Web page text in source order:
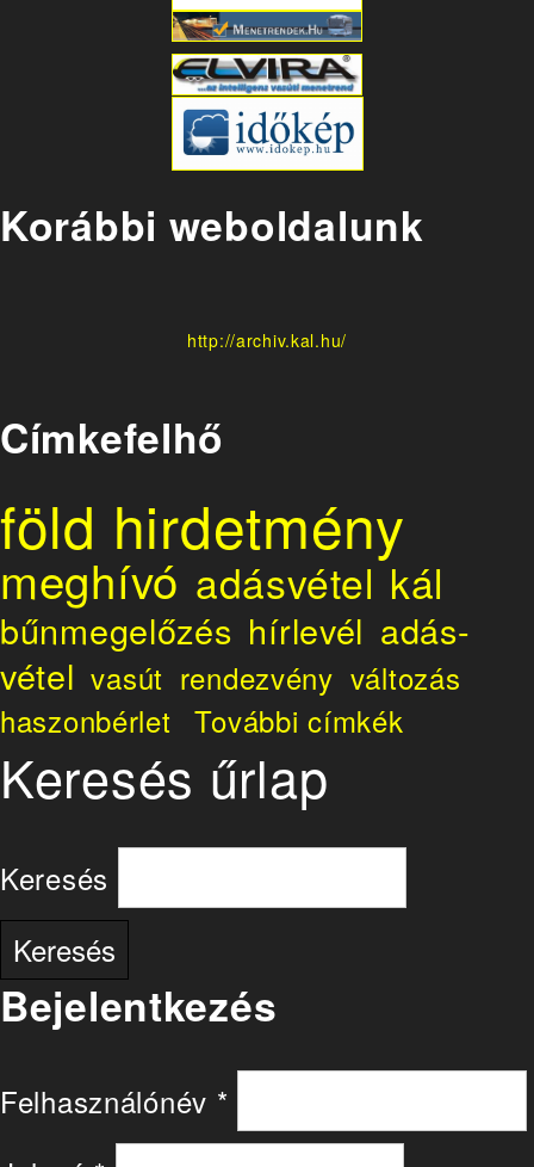
Korábbi weboldalunk
http://archiv.kal.hu/
Címkefelhő
föld hirdetmény
meghívó adásvétel kál
bűnmegelőzés hírlevél adás-
vétel vasút rendezvény változás
haszonbérlet
További címkék
Keresés űrlap
Keresés
Bejelentkezés
Felhasználónév *